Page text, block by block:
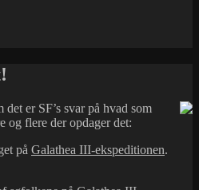
er SF’s svar på hvad som
og flere der opdager det:
på Galathea III-ekspeditionen.